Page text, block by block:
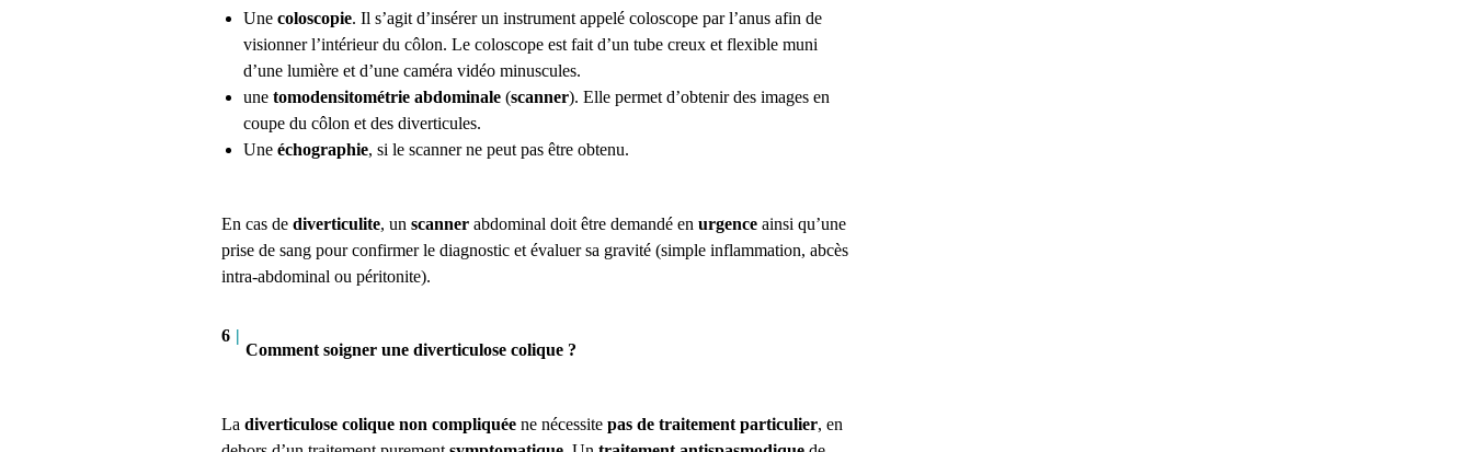
Une coloscopie. Il s’agit d’insérer un instrument appelé coloscope par l’anus afin de
visionner l’intérieur du côlon. Le coloscope est fait d’un tube creux et flexible muni
d’une lumière et d’une caméra vidéo minuscules.
une tomodensitométrie abdominale (scanner). Elle permet d’obtenir des images en
coupe du côlon et des diverticules.
Une échographie, si le scanner ne peut pas être obtenu.
En cas de diverticulite, un scanner abdominal doit être demandé en urgence ainsi qu’une
prise de sang pour confirmer le diagnostic et évaluer sa gravité (simple inflammation, abcès
intra-abdominal ou péritonite).
6 |
Comment soigner une diverticulose colique ?
La diverticulose colique non compliquée ne nécessite pas de traitement particulier, en